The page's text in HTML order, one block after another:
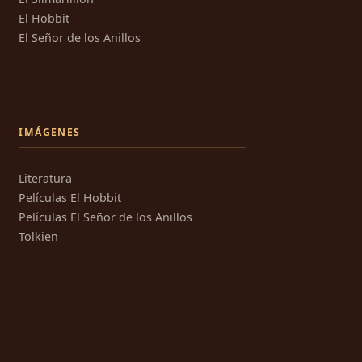
El Hobbit
El Señor de los Anillos
IMÁGENES
Literatura
Películas El Hobbit
Películas El Señor de los Anillos
Tolkien